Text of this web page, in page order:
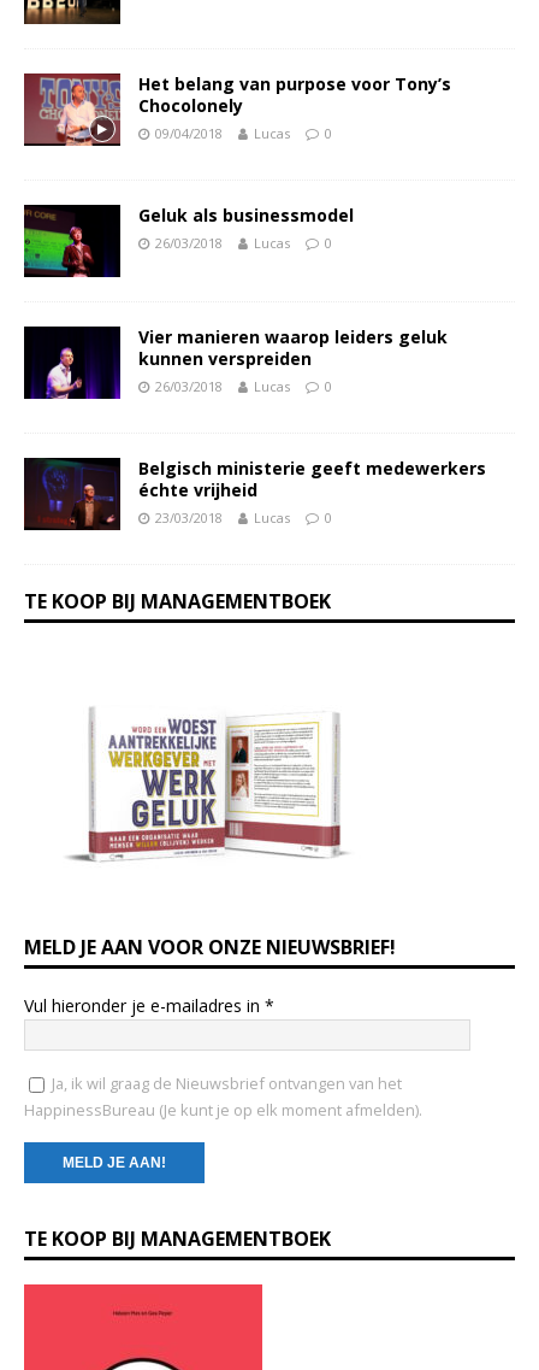
Het belang van purpose voor Tony’s
Chocolonely
09/04/2018 Lucas 0
Geluk als businessmodel
26/03/2018 Lucas 0
Vier manieren waarop leiders geluk
kunnen verspreiden
26/03/2018 Lucas 0
Belgisch ministerie geeft medewerkers
échte vrijheid
23/03/2018 Lucas 0
TE KOOP BIJ MANAGEMENTBOEK
MELD JE AAN VOOR ONZE NIEUWSBRIEF!
Vul hieronder je e-mailadres in *
Ja, ik wil graag de Nieuwsbrief ontvangen van het
HappinessBureau (Je kunt je op elk moment afmelden).
o
n
TE KOOP BIJ MANAGEMENTBOEK